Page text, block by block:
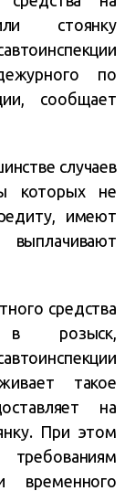
стоянку
по
сообщает
случаев
которых не
имеют
средства
в розыск,
такое
на
При этом
временного